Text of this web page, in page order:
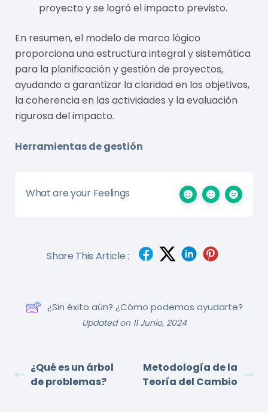
proyecto y se logró el impacto previsto.
En resumen, el modelo de marco lógico
proporciona una estructura integral y sistemática
para la planificación y gestión de proyectos,
ayudando a garantizar la claridad en los objetivos,
la coherencia en las actividades y la evaluación
rigurosa del impacto.
Herramientas de gestión
What are your Feelings
Share This Article :
¿Sin éxito aún? ¿Cómo podemos ayudarte?
Updated on 11 Junio, 2024
¿Qué es un árbol
de problemas?
Metodología de la
Teoría del Cambio